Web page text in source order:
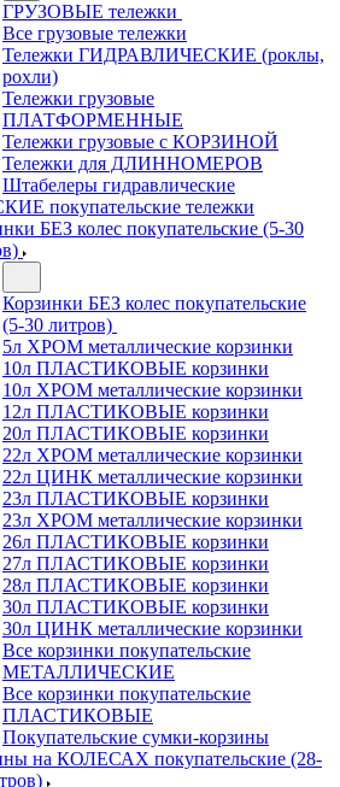
ГРУЗОВЫЕ тележки
Все грузовые тележки
Тележки ГИДРАВЛИЧЕСКИЕ (роклы,
рохли)
Тележки грузовые
ПЛАТФОРМЕННЫЕ
Тележки грузовые с КОРЗИНОЙ
Тележки для ДЛИННОМЕРОВ
Штабелеры гидравлические
покупательские тележки
БЕЗ колес покупательские (5-30
Корзинки БЕЗ колес покупательские
(5-30 литров)
5л ХРОМ металлические корзинки
10л ПЛАСТИКОВЫЕ корзинки
10л ХРОМ металлические корзинки
12л ПЛАСТИКОВЫЕ корзинки
20л ПЛАСТИКОВЫЕ корзинки
22л ХРОМ металлические корзинки
22л ЦИНК металлические корзинки
23л ПЛАСТИКОВЫЕ корзинки
23л ХРОМ металлические корзинки
26л ПЛАСТИКОВЫЕ корзинки
27л ПЛАСТИКОВЫЕ корзинки
28л ПЛАСТИКОВЫЕ корзинки
30л ПЛАСТИКОВЫЕ корзинки
30л ЦИНК металлические корзинки
Все корзинки покупательские
МЕТАЛЛИЧЕСКИЕ
Все корзинки покупательские
ПЛАСТИКОВЫЕ
Покупательские сумки-корзины
на КОЛЕСАХ покупательские (28-